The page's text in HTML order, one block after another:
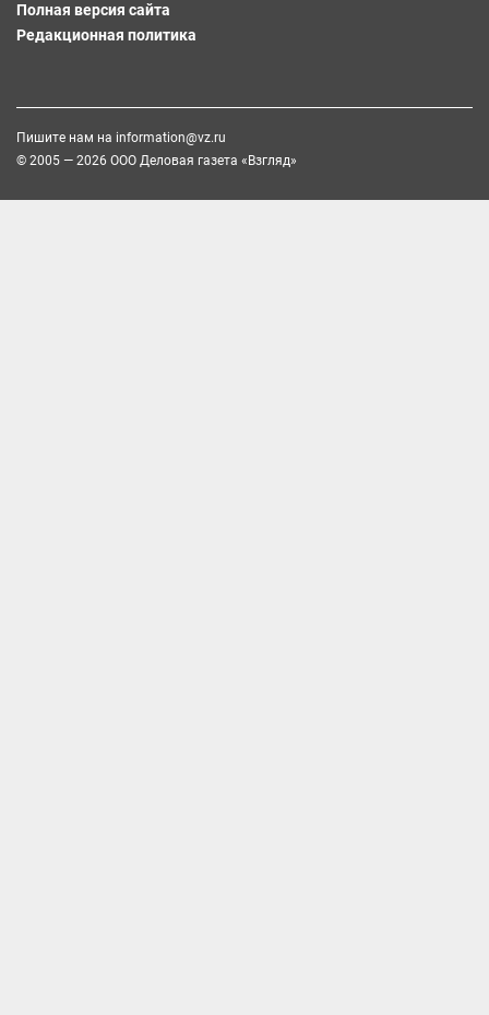
Полная версия сайта
Редакционная политика
Пишите нам на information@vz.ru
© 2005 — 2026 ООО Деловая газета «Взгляд»